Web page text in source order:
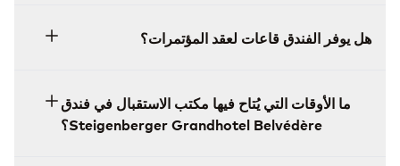
هل يوفر الفندق قاعات لعقد المؤتمرات؟
ما الأوقات التي يُتاح فيها مكتب الاستقبال في فندق
Steigenberger Grandhotel Belvédère؟